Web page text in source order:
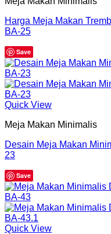
Harga Meja Makan
BA-25
Save
Quick View
Meja Makan Minimalis
Desain Meja Makan
23
Save
Quick View